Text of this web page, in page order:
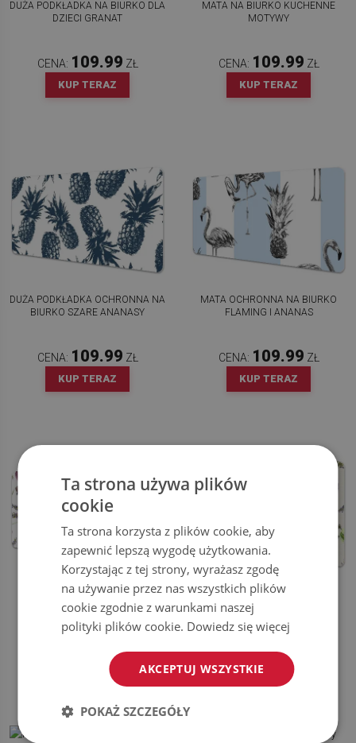
DUŻA PODKŁADKA NA BIURKO DLA
DZIECI GRANAT
CENA: 109.99 ZŁ
KUP TERAZ
MATA NA BIURKO KUCHENNE
MOTYWY
CENA: 109.99 ZŁ
KUP TERAZ
DUŻA PODKŁADKA OCHRONNA NA
BIURKO SZARE ANANASY
CENA: 109.99 ZŁ
KUP TERAZ
MATA OCHRONNA NA BIURKO
FLAMING I ANANAS
CENA: 109.99 ZŁ
KUP TERAZ
PODKŁADKA NA BIURKO STARE
KLUCZE RETRO
109.99ZŁ
KUP TERAZ
MATA OCHRONNA NA BIURKO
SERCA I PIERNIKI
CENA:109.99
KUP TERAZ
Ta strona używa plików
cookie
Ta strona korzysta z plików cookie, aby
zapewnić lepszą wygodę użytkowania.
Korzystając z tej strony, wyrażasz zgodę
na używanie przez nas wszystkich plików
cookie zgodnie z warunkami naszej
polityki plików cookie. Dowiedz się więcej
AKCEPTUJ WSZYSTKIE
POKAŻ SZCZEGÓŁY